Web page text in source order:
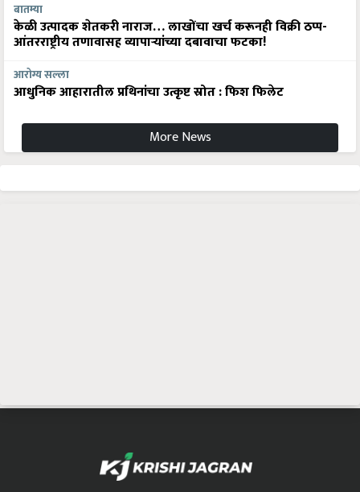
बातम्या
केळी उत्पादक शेतकरी नाराज… लाखोंचा खर्च करूनही विक्री ठप्प-
आंतरराष्ट्रीय तणावासह व्यापाऱ्यांच्या दबावाचा फटका!
आरोग्य सल्ला
आधुनिक आहारातील प्रथिनांचा उत्कृष्ट स्रोत : फिश फिलेट
More News